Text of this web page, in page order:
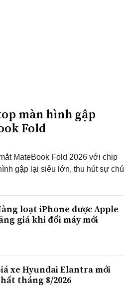
màn hình gập
Fold
MateBook Fold 2026 với chip
gập lại siêu lớn, thu hút sự chú
loạt iPhone được Apple
giá khi đổi máy mới
xe Hyundai Elantra mới
tháng 8/2026